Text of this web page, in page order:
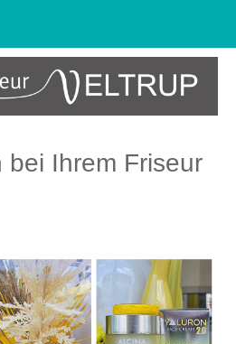
bei Ihrem Friseur